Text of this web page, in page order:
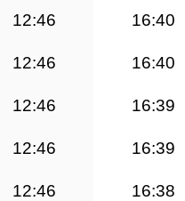
12:46 16:40
12:46 16:40
12:46 16:39
12:46 16:39
12:46 16:38